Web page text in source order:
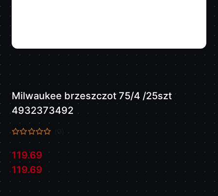
Milwaukee brzeszczot 75/4 /25szt
4932373492
(0)
Cena:
119.69
Cena:
119.69